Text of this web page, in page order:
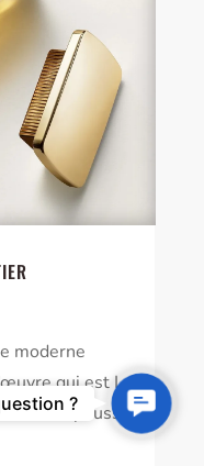
moderne
qui est La
même poussé
Contact
Us
?